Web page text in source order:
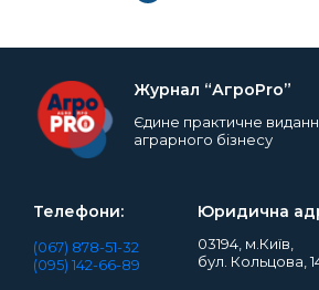
Журнал “АгроPro”
Єдине практичне
аграрного бізнесу
Юридична
03194, м.Київ,
бул. Кольцова,
Телефони:
(067) 878-51-32
(095) 142-66-89